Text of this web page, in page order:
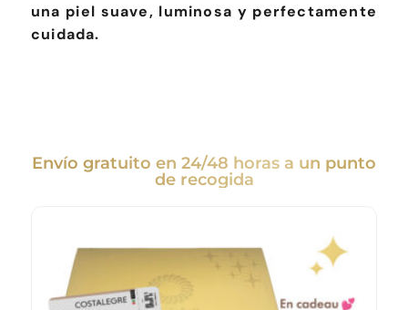
una piel suave, luminosa y perfectamente
cuidada.
Envío gratuito en 24/48 horas a un punto
de recogida